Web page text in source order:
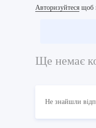
Авторизуйтеся щоб
Ще немає
Не знайшли